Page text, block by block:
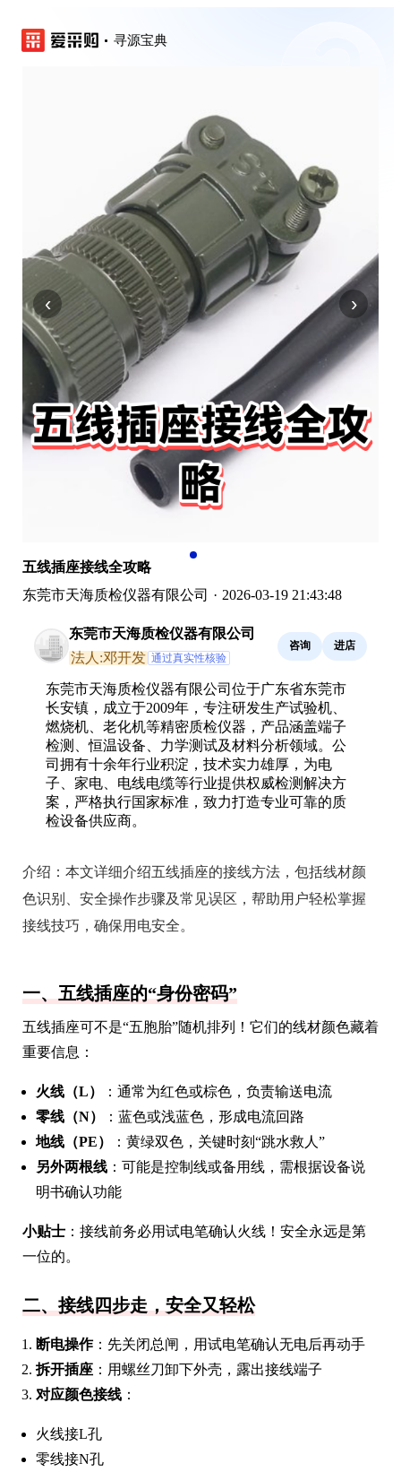
寻源宝典
‹ ›
五线插座接线全攻略
东莞市天海质检仪器有限公司 · 2026-03-19 21:43:48
东莞市天海质检仪器有限公司
法人:邓开发 通过真实性核验
咨询 进店
东莞市天海质检仪器有限公司位于广东省东莞市
长安镇，成立于2009年，专注研发生产试验机、
燃烧机、老化机等精密质检仪器，产品涵盖端子
检测、恒温设备、力学测试及材料分析领域。公
司拥有十余年行业积淀，技术实力雄厚，为电
子、家电、电线电缆等行业提供权威检测解决方
案，严格执行国家标准，致力打造专业可靠的质
检设备供应商。
介绍： 本文详细介绍五线插座的接线方法，包括线材颜
色识别、安全操作步骤及常见误区，帮助用户轻松掌握
接线技巧，确保用电安全。
一、五线插座的“身份密码”
五线插座可不是“五胞胎”随机排列！它们的线材颜色藏着
重要信息：
火线（L）
：通常为红色或棕色，负责输送电流
零线（N）
：蓝色或浅蓝色，形成电流回路
地线（PE）
：黄绿双色，关键时刻“跳水救人”
另外两根线 ：可能是控制线或备用线，需根据设备说
明书确认功能
小贴士 ：接线前务必用试电笔确认火线！安全永远是第
一位的。
二、接线四步走，安全又轻松
断电操作：先关闭总闸，用试电笔确认无电后再动手
拆开插座 ：用螺丝刀卸下外壳，露出接线端子
对应颜色接线 ：
火线接L孔
零线接N孔